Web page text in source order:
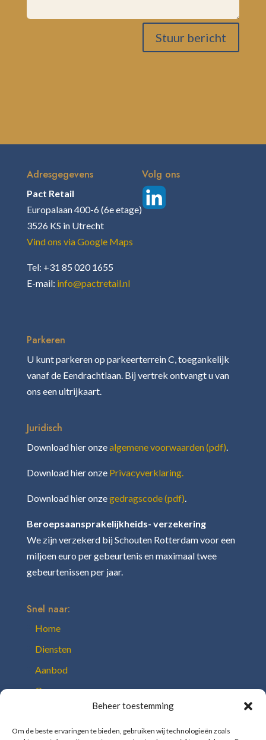
Beheer toestemming
Om de beste ervaringen te bieden, gebruiken wij technologieën zoals
Stuur bericht
Adresgegevens
Pact Retail
Europalaan 400-6 (6e etage)
3526 KS in Utrecht
Vind ons via Google Maps
Tel: +31 85 020 1655
E-mail: info@pactretail.nl
Volg ons
Parkeren
U kunt parkeren op parkeerterrein C, toegankelijk
vanaf de Eendrachtlaan. Bij vertrek ontvangt u van
ons een uitrijkaart.
Juridisch
Download hier onzealgemene voorwaarden (pdf).
Download hier onze Privacyverklaring.
Download hier onzegedragscode (pdf).
Beroepsaansprakelijkheids- verzekering
We zijn verzekerd bij Schouten Rotterdam voor een
miljoen euro per gebeurtenis en maximaal twee
gebeurtenissen per jaar.
Snel naar:
Home
Diensten
Aanbod
Over ons
Onze toolbox